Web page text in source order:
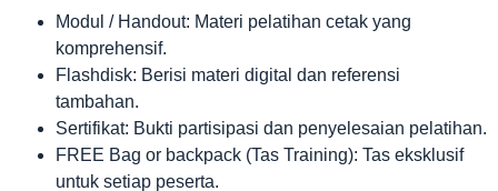
Modul / Handout: Materi pelatihan cetak yang
komprehensif.
Flashdisk: Berisi materi digital dan referensi
tambahan.
Sertifikat: Bukti partisipasi dan penyelesaian pelatihan.
FREE Bag or backpack (Tas Training): Tas eksklusif
untuk setiap peserta.